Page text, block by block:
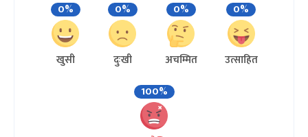
0%
खुसी
0%
दुःखी
0%
अचम्मित
0%
उत्साहित
100%